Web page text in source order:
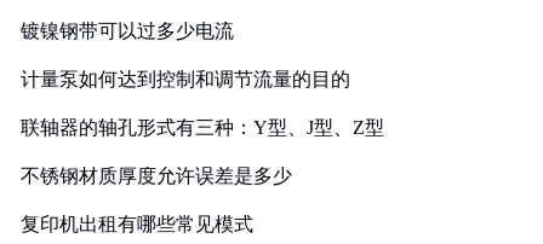
镀镍钢带可以过多少电流
计量泵如何达到控制和调节流量的目的
联轴器的轴孔形式有三种：Y型、J型、Z型
不锈钢材质厚度允许误差是多少
复印机出租有哪些常见模式